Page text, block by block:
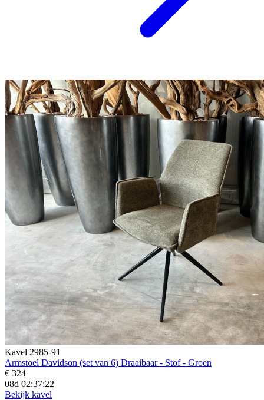
Kavel 2985-91
Armstoel Davidson (set van 6) Draaibaar - Stof - Groen
€ 324
08d 02:37:20
Bekijk kavel